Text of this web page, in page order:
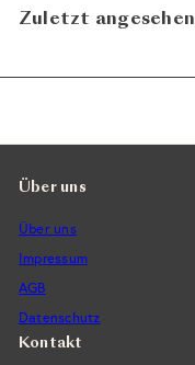
Zuletzt angesehen
Über uns
Über uns
Impressum
AGB
Datenschutz
Kontakt